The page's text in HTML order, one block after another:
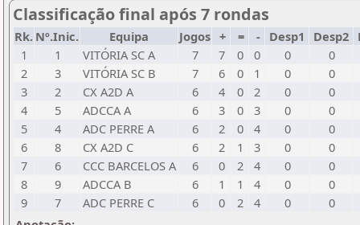
Classificação final após 7 rondas
Rk. Nº.Inic. Equipa Jogos + = - Desp1 Desp2
1
1 VITÓRIA SC A 7 7 0 0 0
0
2
3 VITÓRIA SC B 7 6 0 1 0
0
3
2 CX A2D A 6 4 0 2 0
0
4
5 ADCCA A 6 3 0 3 0
0
5
4 ADC PERRE A 6 2 0 4 0
0
6
8 CX A2D C 6 2 1 3 0
0
7
6 CCC BARCELOS A 6 0 2 4 0
0
8
9 ADCCA B 6 1 1 4 0
0
9
7 ADC PERRE C 6 0 2 4 0
0